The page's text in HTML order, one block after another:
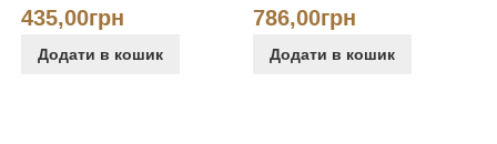
435,00грн
Додати в кошик
786,00грн
Додати в кошик